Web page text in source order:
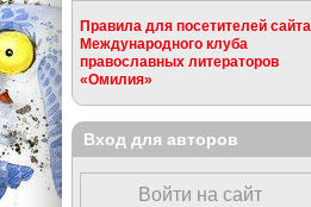
Правила для посетителей сайта
Международного клуба
православных литераторов
«Омилия»
Вход для авторов
Войти на сайт